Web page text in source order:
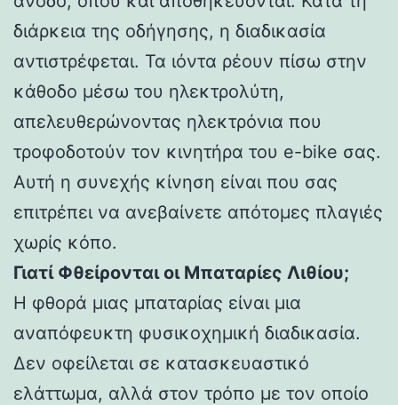
διάρκεια της οδήγησης, η διαδικασία
αντιστρέφεται. Τα ιόντα ρέουν πίσω στην
κάθοδο μέσω του ηλεκτρολύτη,
απελευθερώνοντας ηλεκτρόνια που
τροφοδοτούν τον κινητήρα του e-bike σας.
Αυτή η συνεχής κίνηση είναι που σας
επιτρέπει να ανεβαίνετε απότομες πλαγιές
χωρίς κόπο.
Γιατί Φθείρονται οι Μπαταρίες Λιθίου;
Η φθορά μιας μπαταρίας είναι μια
αναπόφευκτη φυσικοχημική διαδικασία.
Δεν οφείλεται σε κατασκευαστικό
ελάττωμα, αλλά στον τρόπο με τον οποίο